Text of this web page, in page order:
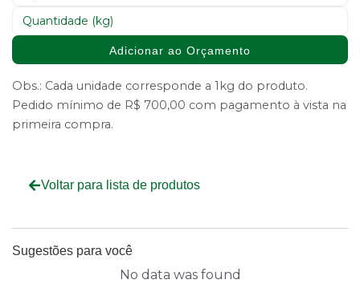
Adicionar ao Orçamento
Obs.: Cada unidade corresponde a 1kg do produto.
Pedido mínimo de R$ 700,00 com pagamento à vista na
primeira compra.
Voltar para lista de produtos
Sugestões para você
No data was found